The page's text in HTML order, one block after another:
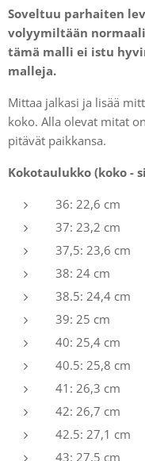
Soveltuu parhaiten
volyymiltään
tämä malli ei istu
malleja.
Mittaa jalkasi ja lisää
koko. Alla olevat mitat
pitävät paikkansa.
Kokotaulukko (koko -
36: 22,6 cm
37: 23,2 cm
37,5: 23,6 cm
38: 24 cm
38.5: 24,4 cm
39: 25 cm
40: 25,4 cm
40.5: 25,8 cm
41: 26,3 cm
42: 26,7 cm
42.5: 27,1 cm
43: 27,5 cm